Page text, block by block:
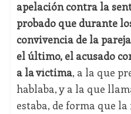
apelación contra la
probado que durante
convivencia de la
el último, el acusado
a la víctima, a la que
hablaba, y a la que
estaba, de forma que